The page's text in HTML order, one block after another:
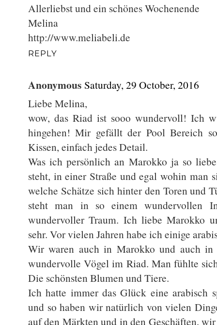
Allerliebst und ein schönes Wochenende
Melina
http://www.meliabeli.de
REPLY
Anonymous Saturday, 29 October, 2016
Liebe Melina,
wow, das Riad ist sooo wundervoll! Ich
hingehen! Mir gefällt der Pool Bereich
Kissen, einfach jedes Detail.
Was ich persönlich an Marokko ja so
steht, in einer Straße und egal wohin man
welche Schätze sich hinter den Toren und
steht man in so einem wundervollen
wundervoller Traum. Ich liebe Marokko
sehr. Vor vielen Jahren habe ich einige
Wir waren auch in Marokko und auch
wundervolle Vögel im Riad. Man fühlte
Die schönsten Blumen und Tiere.
Ich hatte immer das Glück eine arabisch
und so haben wir natürlich von vielen
auf den Märkten und in den Geschäften,